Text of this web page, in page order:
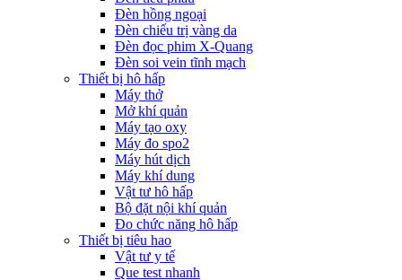
Đèn hồng ngoại
Đèn chiếu trị vàng da
Đèn đọc phim X-Quang
Đèn soi vein tĩnh mạch
Thiết bị hô hấp
Máy thở
Mở khí quản
Máy tạo oxy
Máy đo spo2
Máy hút dịch
Máy khí dung
Vật tư hô hấp
Bộ đặt nội khí quản
Đo chức năng hô hấp
Thiết bị tiêu hao
Vật tư y tế
Que test nhanh